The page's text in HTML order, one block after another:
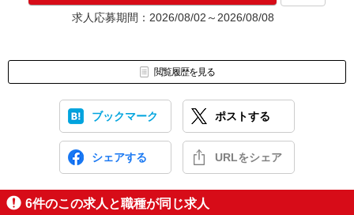
【電話受付】求人応募期間：2026/08/02～2026/08/08
閲覧履歴を見る
ブックマーク ポストする
シェアする URLをシェア
6件のこの求人と職種が同じ求人